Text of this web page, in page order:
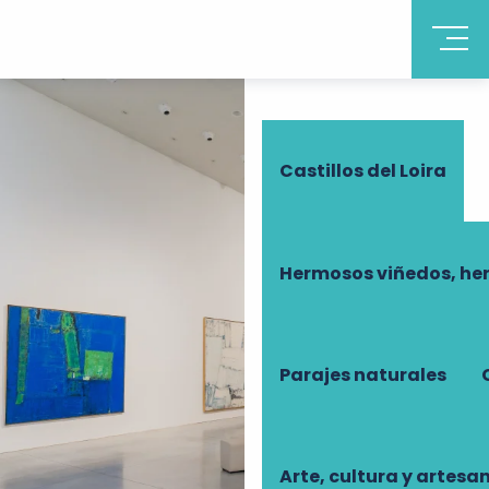
Descubrir Touraine
Castillos del Loira
Hermosos viñedos,
Parajes naturales
Arte, cultura y